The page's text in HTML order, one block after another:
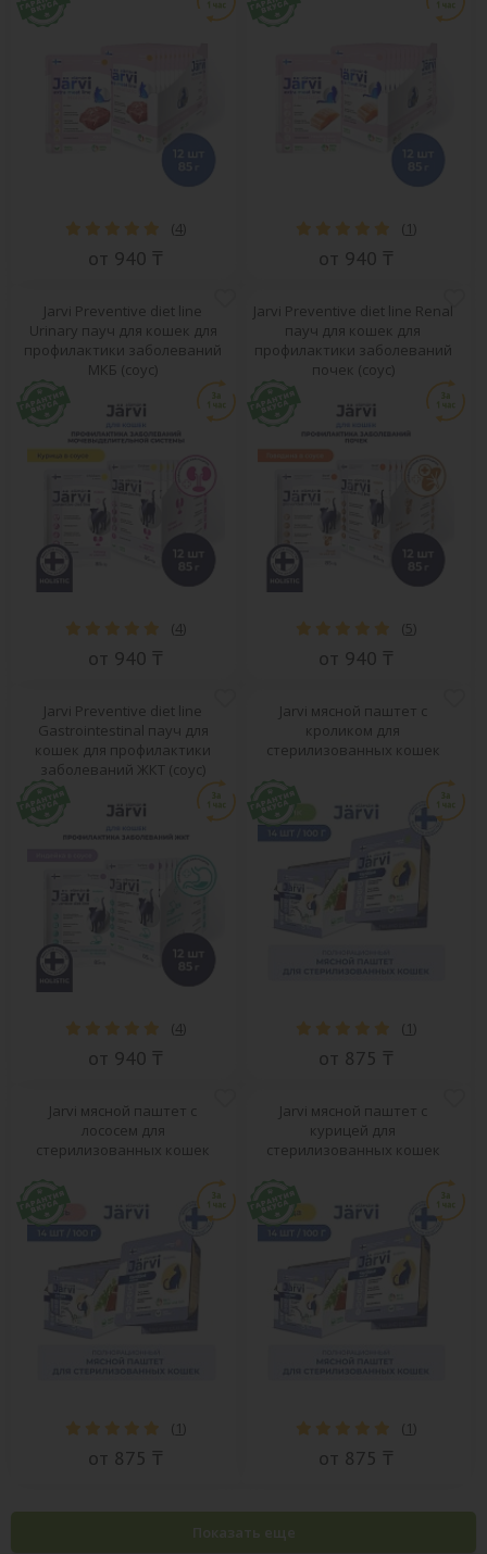
(4)
от 940 ₸
( 1)
от 940 ₸
Jarvi Preventive diet line
Urinary пауч для кошек для
профилактики заболеваний
МКБ (соус)
(4)
от 940 ₸
Jarvi Preventive diet line Renal
пауч для кошек для
профилактики заболеваний
почек (соус)
(5)
от 940 ₸
Jarvi Preventive diet line
Gastrointestinal пауч для
кошек для профилактики
заболеваний ЖКТ (соус)
(4)
от 940 ₸
Jarvi мясной паштет с
кроликом для
стерилизованных кошек
( 1)
от 875 ₸
Jarvi мясной паштет с
лососем для
стерилизованных кошек
( 1)
от 875 ₸
Jarvi мясной паштет с
курицей для
стерилизованных кошек
( 1)
от 875 ₸
Показать еще